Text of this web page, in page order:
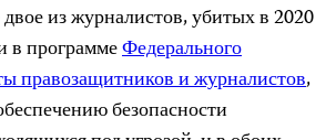
из журналистов, убитых в 2020
в программеФедерального
правозащитников и журналистов,
безопасности